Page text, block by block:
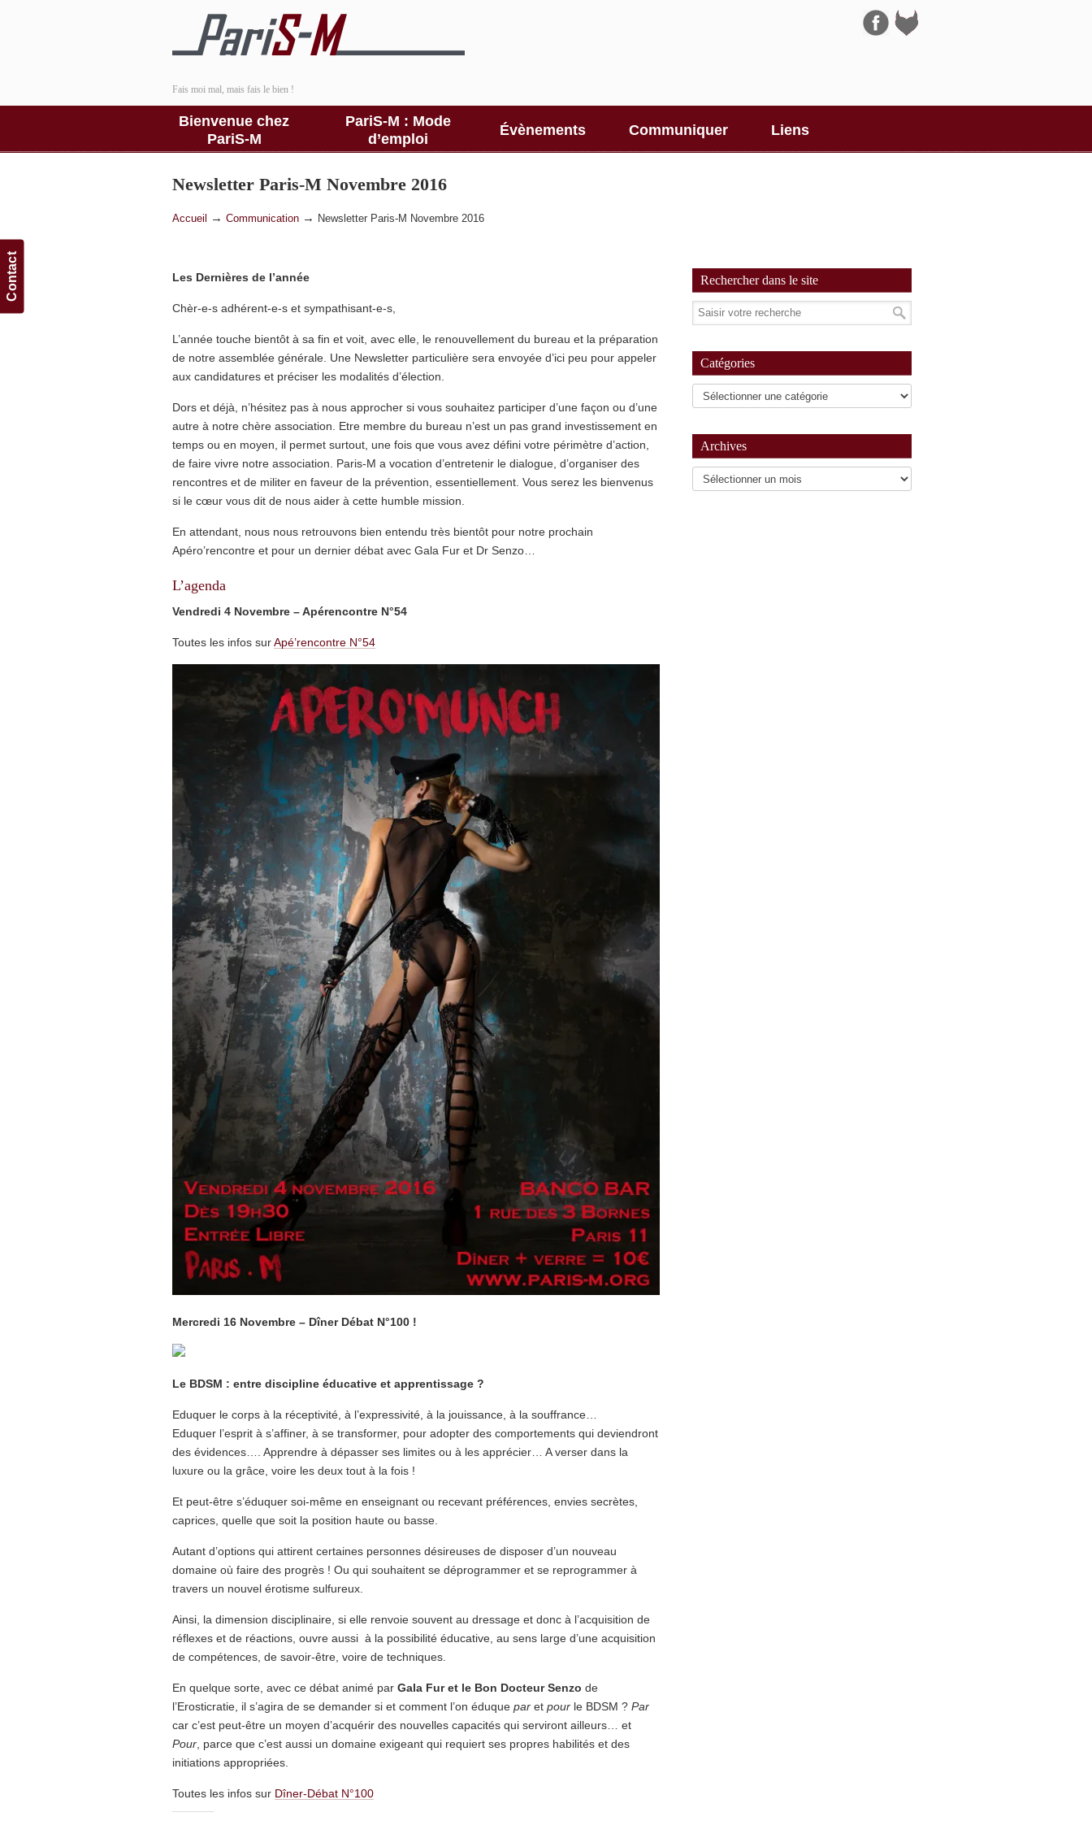
Contact
Fais moi mal, mais fais le bien !
Bienvenue chez
PariS-M
PariS-M : Mode
d’emploi
Évènements Communiquer Liens
Navigation
Newsletter Paris-M Novembre 2016
Accueil → Communication → Newsletter Paris-M Novembre 2016
Les Dernières de l’année
Chèr-e-s adhérent-e-s et sympathisant-e-s,
L’année touche bientôt à sa fin et voit, avec elle, le renouvellement du bureau et la préparation
de notre assemblée générale. Une Newsletter particulière sera envoyée d’ici peu pour appeler
aux candidatures et préciser les modalités d’élection.
Dors et déjà, n’hésitez pas à nous approcher si vous souhaitez participer d’une façon ou d’une
autre à notre chère association. Etre membre du bureau n’est un pas grand investissement en
temps ou en moyen, il permet surtout, une fois que vous avez défini votre périmètre d’action,
de faire vivre notre association. Paris-M a vocation d’entretenir le dialogue, d’organiser des
rencontres et de militer en faveur de la prévention, essentiellement. Vous serez les bienvenus
si le cœur vous dit de nous aider à cette humble mission.
En attendant, nous nous retrouvons bien entendu très bientôt pour notre prochain
Apéro’rencontre et pour un dernier débat avec Gala Fur et Dr Senzo…
L’agenda
Vendredi 4 Novembre – Apérencontre N°54
Toutes les infos surApé’rencontre N°54
Mercredi 16 Novembre – Dîner Débat N°100 !
Le BDSM : entre discipline éducative et apprentissage ?
Eduquer le corps à la réceptivité, à l’expressivité, à la jouissance, à la souffrance…
Eduquer l’esprit à s’affiner, à se transformer, pour adopter des comportements qui deviendront
des évidences…. Apprendre à dépasser ses limites ou à les apprécier… A verser dans la
luxure ou la grâce, voire les deux tout à la fois !
Et peut-être s’éduquer soi-même en enseignant ou recevant préférences, envies secrètes,
caprices, quelle que soit la position haute ou basse.
Autant d’options qui attirent certaines personnes désireuses de disposer d’un nouveau
domaine où faire des progrès ! Ou qui souhaitent se déprogrammer et se reprogrammer à
travers un nouvel érotisme sulfureux.
Ainsi, la dimension disciplinaire, si elle renvoie souvent au dressage et donc à l’acquisition de
réflexes et de réactions, ouvre aussi à la possibilité éducative, au sens large d’une acquisition
de compétences, de savoir-être, voire de techniques.
En quelque sorte, avec ce débat animé par Gala Fur et le Bon Docteur Senzo de
l’Erosticratie, il s’agira de se demander si et comment l’on éduque par et pour le BDSM ? Par
car c’est peut-être un moyen d’acquérir des nouvelles capacités qui serviront ailleurs… et
Pour, parce que c’est aussi un domaine exigeant qui requiert ses propres habilités et des
initiations appropriées.
Toutes les infos sur Dîner-Débat N°100
Rechercher dans le site
Catégories
Archives
Archives